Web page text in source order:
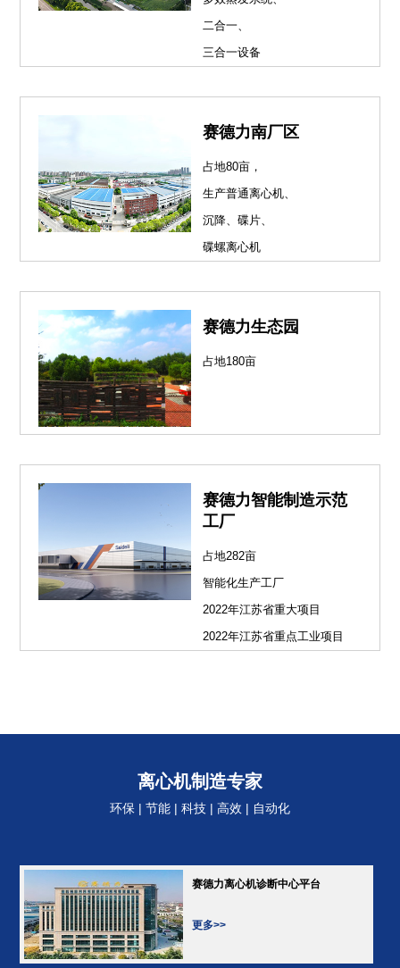
二合一、
三合一设备
赛德力南厂区
占地80亩，
生产普通离心机、
沉降、碟片、
碟螺离心机
赛德力生态园
占地180亩
赛德力智能制造示范
工厂
占地282亩
智能化生产工厂
2022年江苏省重大项目
2022年江苏省重点工业项目
离心机制造专家
环保 | 节能 | 科技 | 高效 | 自动化
赛德力离心机诊断中心平台
更多>>